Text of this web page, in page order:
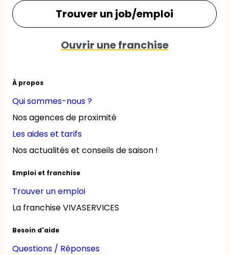
À propos
Qui sommes-nous ?
Nos agences de proximité
Les aides et tarifs
Nos actualités et conseils de saison !
Emploi et franchise
Trouver un emploi
La franchise VIVASERVICES
Besoin d'aide
Questions / Réponses
Trouver un job/emploi
Ouvrir une franchise